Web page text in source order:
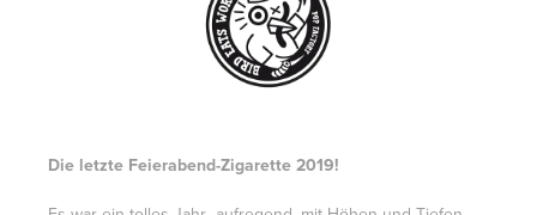
Die letzte Feierabend-Zigarette 2019!